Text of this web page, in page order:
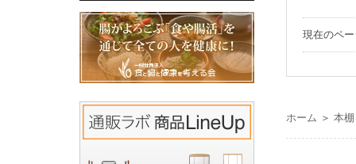
現在のペ
ホーム ＞ 本